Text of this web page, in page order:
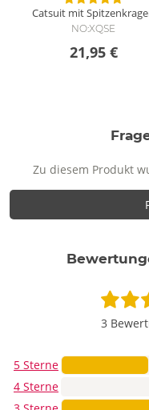
Catsuit mit
NO:XQSE
21,95 €
Zu diesem Produkt
3
5 Sterne
4 Sterne